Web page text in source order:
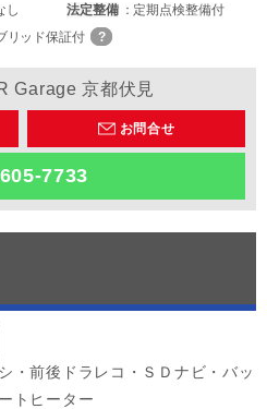
し 法定整備
定期点検整備付
リッド保証付
Garage 京都伏見
お問合せ
7733
・前後ドラレコ・ＳＤナビ・バッ
トヒーター